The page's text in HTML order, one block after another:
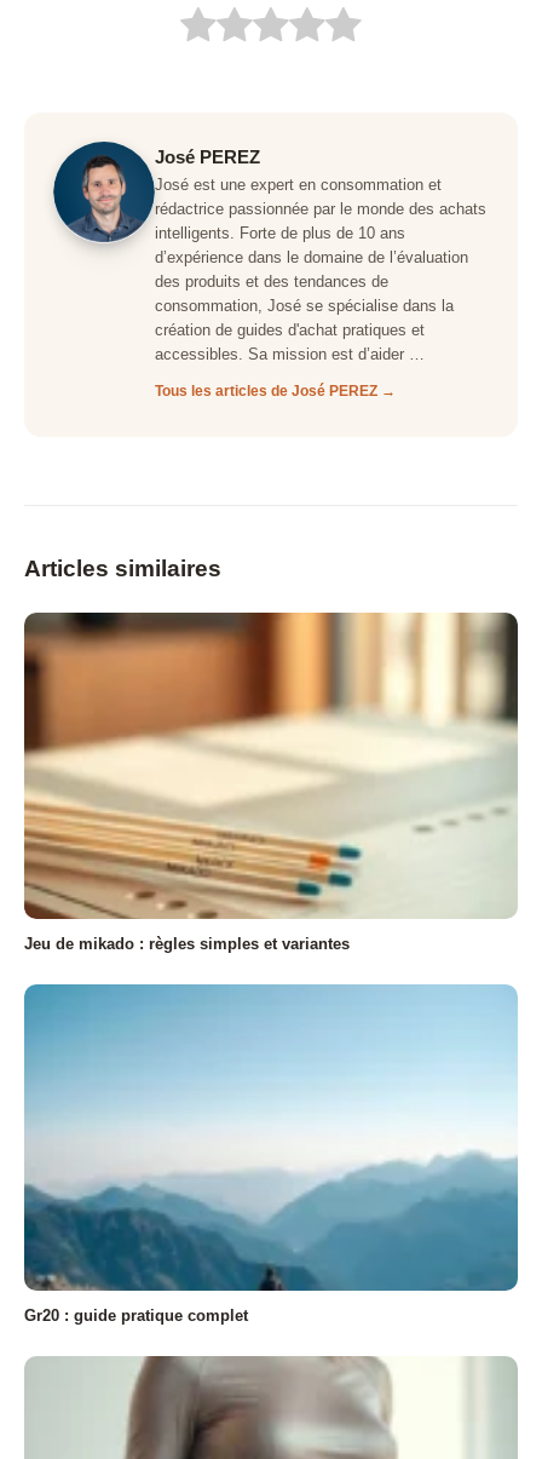
José PEREZ
José est une expert en consommation et
rédactrice passionnée par le monde des achats
intelligents. Forte de plus de 10 ans
d’expérience dans le domaine de l’évaluation
des produits et des tendances de
consommation, José se spécialise dans la
création de guides d'achat pratiques et
accessibles. Sa mission est d’aider …
Tous les articles de José PEREZ →
Articles similaires
Jeu de mikado : règles simples et variantes
Gr20 : guide pratique complet